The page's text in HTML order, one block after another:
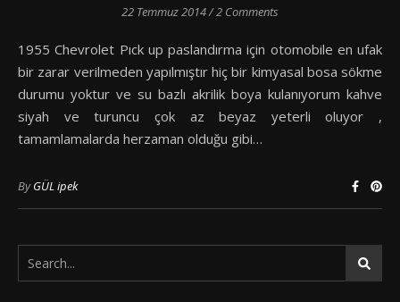
22 Temmuz 2014/2 Comments
1955 Chevrolet Pıck up paslandırma için otomobile en ufak
bir zarar verilmeden yapılmıştır hiç bir kimyasal bosa sökme
durumu yoktur ve su bazlı akrilik boya kulanıyorum kahve
siyah ve turuncu çok az beyaz yeterli oluyor ,
tamamlamalarda herzaman olduğu gibi…
ByGÜL ipek